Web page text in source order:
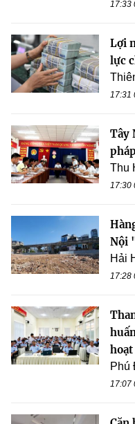
17:33
Lợi
lực
17:31
Tây
Thu
17:30
Nội
Hải
17:28
hoạt
Phú
17:07